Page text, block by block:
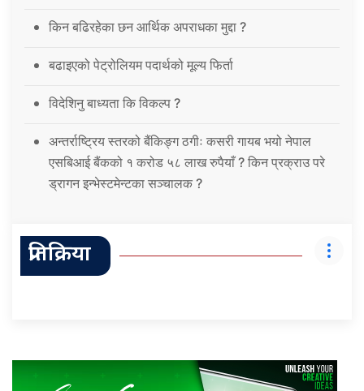
किन बढिरहेका छन आर्थिक अपराधका मुद्दा ?
बढाइएको पेट्रोलियम पदार्थको मूल्य फिर्ता
विदेशिनु बाध्यता कि विकल्प ?
अन्तर्राष्ट्रिय स्तरको बैंकिङ्ग ठगीः कसरी गायब भयो नेपाल
एसबिआई बैंकको १ करोड ५८ लाख रुपैयाँ ? किन प्रक्राउ परे
ड्रागन इन्भेस्टमेन्टका सञ्चालक ?
प्रतिक्रिया